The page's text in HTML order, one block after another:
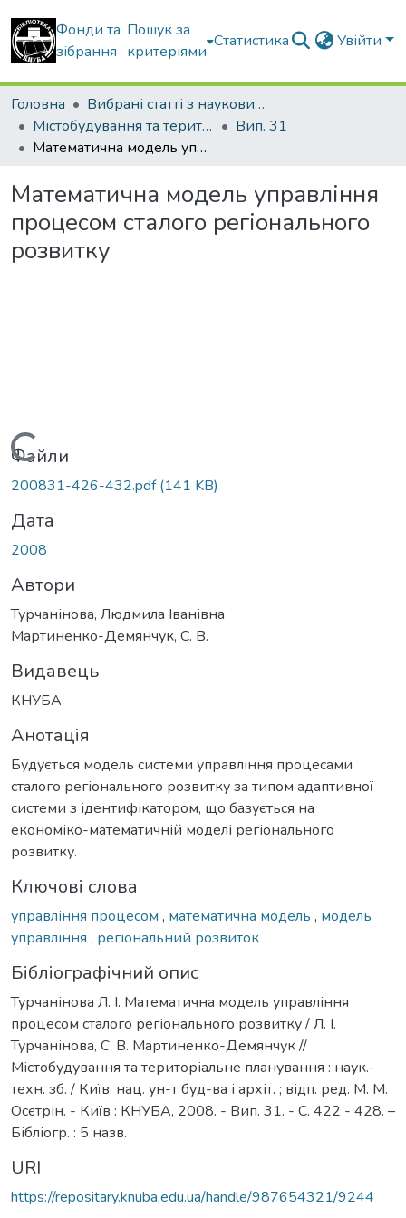
Фонди та
зібрання
Пошук за
критеріями
Статистика Увійти
Головна
Вибрані статті з наукових збірників КНУБА
Містобудування та територіальне планування
Вип. 31
Математична модель управління процесом сталого регіонального розвитку
Математична модель управління
процесом сталого регіонального
розвитку
Вантажиться...
Файли
200831-426-432.pdf(141 KB)
Дата
2008
Автори
Турчанінова, Людмила Іванівна
Мартиненко-Демянчук, С. В.
Видавець
КНУБА
Анотація
Будується модель системи управління процесами
сталого регіонального розвитку за типом адаптивної
системи з ідентифікатором, що базується на
економіко-математичній моделі регіонального
розвитку.
Ключові слова
управління процесом , математична модель , модель
управління , регіональний розвиток
Бібліографічний опис
Турчанінова Л. І. Математична модель управління
процесом сталого регіонального розвитку / Л. І.
Турчанінова, С. В. Мартиненко-Демянчук //
Містобудування та територіальне планування : наук.-
техн. зб. / Київ. нац. ун-т буд-ва і архіт. ; відп. ред. М. М.
Осєтрін. - Київ : КНУБА, 2008. - Вип. 31. - С. 422 - 428. –
Бібліогр. : 5 назв.
URI
https://repositary.knuba.edu.ua/handle/987654321/9244